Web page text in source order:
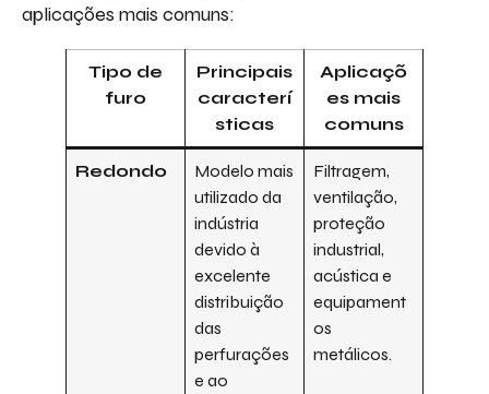
aplicações mais comuns:
Tipo de
furo
Principais
caracterí
sticas
Aplicaçõ
es mais
comuns
Redondo
Modelo mais
utilizado da
indústria
devido à
excelente
distribuição
das
perfurações
e ao
Filtragem,
ventilação,
proteção
industrial,
acústica e
equipament
os
metálicos.